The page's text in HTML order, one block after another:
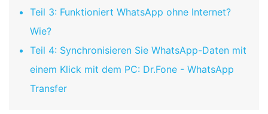
Teil 3: Funktioniert WhatsApp ohne Internet?
Wie?
Teil 4: Synchronisieren Sie WhatsApp-Daten mit
einem Klick mit dem PC: Dr.Fone - WhatsApp
Transfer